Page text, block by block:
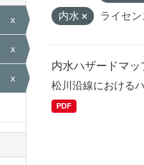
x
x
x
内水
ライセン
内水ハザードマッ
松川沿線における
PDF